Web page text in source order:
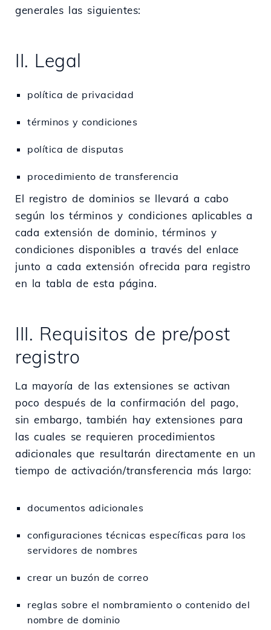
generales las siguientes:
II. Legal
política de privacidad
términos y condiciones
política de disputas
procedimiento de transferencia
El registro de dominios se llevará a cabo
según los términos y condiciones aplicables a
cada extensión de dominio, términos y
condiciones disponibles a través del enlace
junto a cada extensión ofrecida para registro
en la tabla de esta página.
III. Requisitos de pre/post
registro
La mayoría de las extensiones se activan
poco después de la confirmación del pago,
sin embargo, también hay extensiones para
las cuales se requieren procedimientos
adicionales que resultarán directamente en un
tiempo de activación/transferencia más largo:
documentos adicionales
configuraciones técnicas específicas para los
servidores de nombres
crear un buzón de correo
reglas sobre el nombramiento o contenido del
nombre de dominio